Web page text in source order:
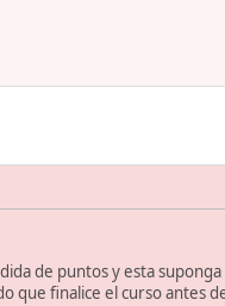
de puntos y esta
que finalice el curso antes